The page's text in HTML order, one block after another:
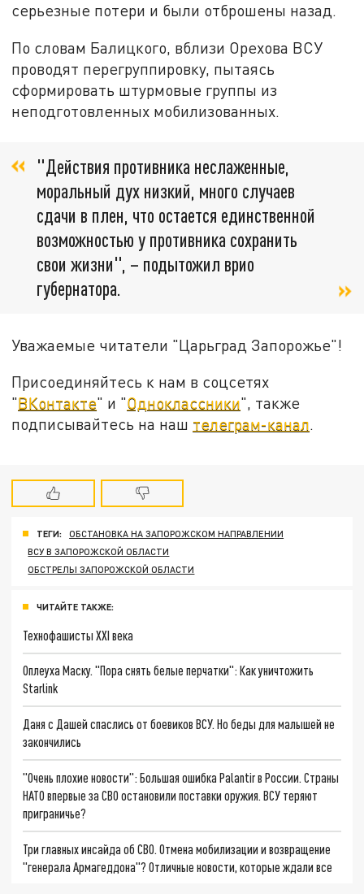
серьезные потери и были отброшены назад.
По словам Балицкого, вблизи Орехова ВСУ
проводят перегруппировку, пытаясь
сформировать штурмовые группы из
неподготовленных мобилизованных.
"Действия противника неслаженные,
моральный дух низкий, много случаев
сдачи в плен, что остается единственной
возможностью у противника сохранить
свои жизни", – подытожил врио
губернатора.
Уважаемые читатели "Царьград Запорожье"!
Присоединяйтесь к нам в соцсетях
"ВКонтакте" и "Одноклассники", также
подписывайтесь на наш телеграм-канал.
ТЕГИ:
ОБСТАНОВКА НА ЗАПОРОЖСКОМ НАПРАВЛЕНИИ
ВСУ В ЗАПОРОЖСКОЙ ОБЛАСТИ
ОБСТРЕЛЫ ЗАПОРОЖСКОЙ ОБЛАСТИ
ЧИТАЙТЕ ТАКЖЕ:
Технофашисты XXI века
Оплеуха Маску. "Пора снять белые перчатки": Как уничтожить
Starlink
Даня с Дашей спаслись от боевиков ВСУ. Но беды для малышей не
закончились
"Очень плохие новости": Большая ошибка Palantir в России. Страны
НАТО впервые за СВО остановили поставки оружия. ВСУ теряют
приграничье?
Три главных инсайда об СВО. Отмена мобилизации и возвращение
"генерала Армагеддона"? Отличные новости, которые ждали все